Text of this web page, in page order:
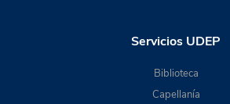
Servicios UDEP
Biblioteca
Capellanía